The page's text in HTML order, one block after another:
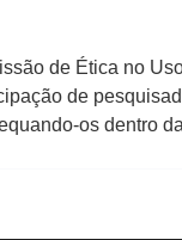
de Ética no
de
os dentro